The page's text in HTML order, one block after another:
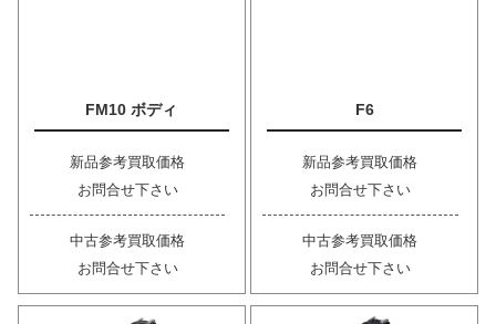
FM10 ボディ
新品参考買取価格
お問合せ下さい
中古参考買取価格
お問合せ下さい
F6
新品参考買取価格
お問合せ下さい
中古参考買取価格
お問合せ下さい